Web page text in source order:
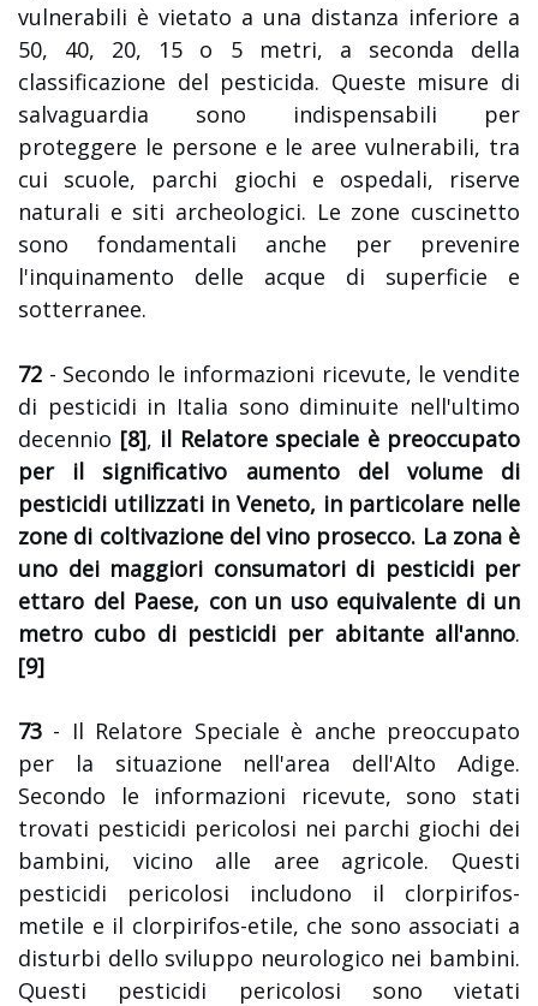
vulnerabili è vietato a una distanza inferiore a
50, 40, 20, 15 o 5 metri, a seconda della
classificazione del pesticida. Queste misure di
salvaguardia sono indispensabili per
proteggere le persone e le aree vulnerabili, tra
cui scuole, parchi giochi e ospedali, riserve
naturali e siti archeologici. Le zone cuscinetto
sono fondamentali anche per prevenire
l'inquinamento delle acque di superficie e
sotterranee.
72 - Secondo le informazioni ricevute, le vendite
di pesticidi in Italia sono diminuite nell'ultimo
decennio [8], il Relatore speciale è preoccupato
per il significativo aumento del volume di
pesticidi utilizzati in Veneto, in particolare nelle
zone di coltivazione del vino prosecco. La zona è
uno dei maggiori consumatori di pesticidi per
ettaro del Paese, con un uso equivalente di un
metro cubo di pesticidi per abitante all'anno.
[9]
73 - Il Relatore Speciale è anche preoccupato
per la situazione nell'area dell'Alto Adige.
Secondo le informazioni ricevute, sono stati
trovati pesticidi pericolosi nei parchi giochi dei
bambini, vicino alle aree agricole. Questi
pesticidi pericolosi includono il clorpirifos-
metile e il clorpirifos-etile, che sono associati a
disturbi dello sviluppo neurologico nei bambini.
Questi pesticidi pericolosi sono vietati